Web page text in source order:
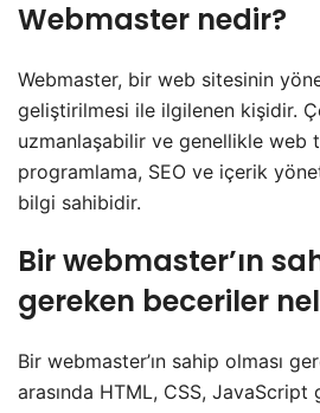
Webmaster nedir?
Webmaster, bir web sitesinin
geliştirilmesi ile ilgilenen kişidir.
uzmanlaşabilir ve genellikle web
programlama, SEO ve içerik
bilgi sahibidir.
Bir webmaster’ın
gereken beceriler
Bir webmaster’ın sahip olması
arasında HTML, CSS, JavaScript